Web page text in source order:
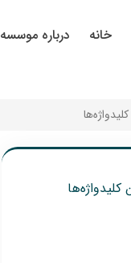
خانه درباره موسسه
کلیدواژه‌ها
کلیدواژه‌ها